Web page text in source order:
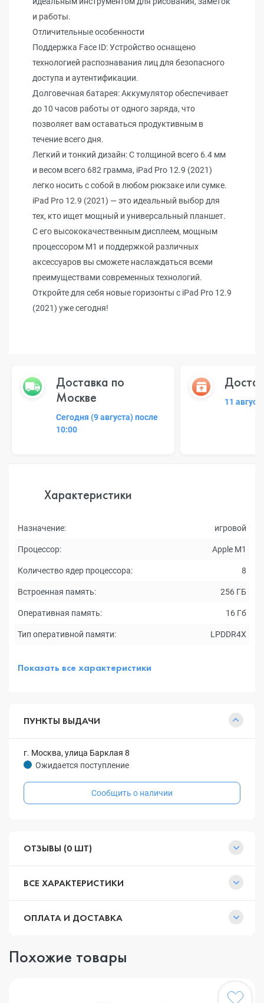
и работы.
Отличительные особенности
Поддержка Face ID: Устройство оснащено
технологией распознавания лиц для безопасного
доступа и аутентификации.
Долговечная батарея: Аккумулятор обеспечивает
до 10 часов работы от одного заряда, что
позволяет вам оставаться продуктивным в
течение всего дня.
Легкий и тонкий дизайн: С толщиной всего 6.4 мм
и весом всего 682 грамма, iPad Pro 12.9 (2021)
легко носить с собой в любом рюкзаке или сумке.
iPad Pro 12.9 (2021) — это идеальный выбор для
тех, кто ищет мощный и универсальный планшет.
С его высококачественным дисплеем, мощным
процессором M1 и поддержкой различных
аксессуаров вы сможете наслаждаться всеми
преимуществами современных технологий.
Откройте для себя новые горизонты с iPad Pro 12.9
(2021) уже сегодня!
Доставка по
Москве
Сегодня (9 августа) после
10:00
11
Характеристики
Назначение: игровой
Процессор: Apple M1
Количество ядер процессора: 8
Встроенная память: 256 ГБ
Оперативная память: 16 Гб
Тип оперативной памяти: LPDDR4X
Показать все характеристики
ПУНКТЫ ВЫДАЧИ
г. Москва, улица Барклая 8
Ожидается поступление
Сообщить о наличии
ОТЗЫВЫ (0 ШТ)
ВСЕ ХАРАКТЕРИСТИКИ
ОПЛАТА И ДОСТАВКА
Похожие товары